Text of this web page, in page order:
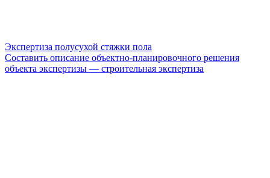
Экспертиза полусухой стяжки пола
Составить описание объектно-планировочного решения
объекта экспертизы — строительная экспертиза